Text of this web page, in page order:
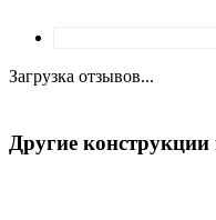
Загрузка отзывов...
Другие конструкции